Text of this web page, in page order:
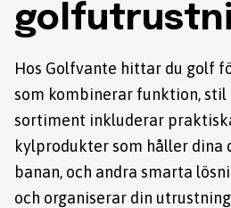
Hos Golfvante hittar du golf
som kombinerar funktion, stil
sortiment inkluderar
kylprodukter som håller dina
banan, och andra smarta
och organiserar din